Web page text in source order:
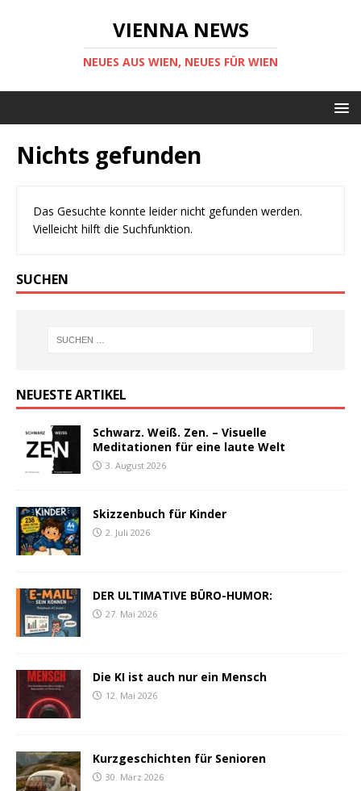
VIENNA NEWS
NEUES AUS WIEN, NEUES FÜR WIEN
Nichts gefunden
Das Gesuchte konnte leider nicht gefunden werden.
Vielleicht hilft die Suchfunktion.
SUCHEN
NEUESTE ARTIKEL
Schwarz. Weiß. Zen. – Visuelle
Meditationen für eine laute Welt
3. August 2026
Skizzenbuch für Kinder
2. Juli 2026
DER ULTIMATIVE BÜRO-HUMOR:
27. Mai 2026
Die KI ist auch nur ein Mensch
12. Mai 2026
Kurzgeschichten für Senioren
30. März 2026